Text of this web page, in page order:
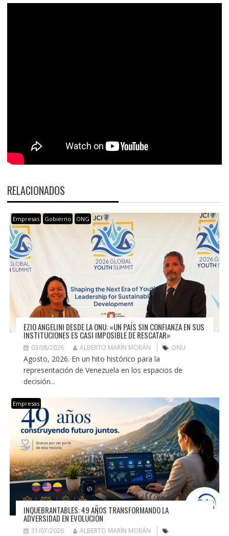
RELACIONADOS
Empresas Gobierno ONG
EZIO ANGELINI DESDE LA ONU: «UN PAÍS SIN CONFIANZA EN SUS
INSTITUCIONES ES CASI IMPOSIBLE DE RESCATAR»
03/08/2026 ALBERTO MARÍN MORÁN ONU
Agosto, 2026. En un hito histórico para la
representación de Venezuela en los espacios de
decisión...
Empresas
INQUEBRANTABLES: 49 AÑOS TRANSFORMANDO LA
ADVERSIDAD EN EVOLUCIÓN
31/07/2026 ALBERTO MARÍN MORÁN